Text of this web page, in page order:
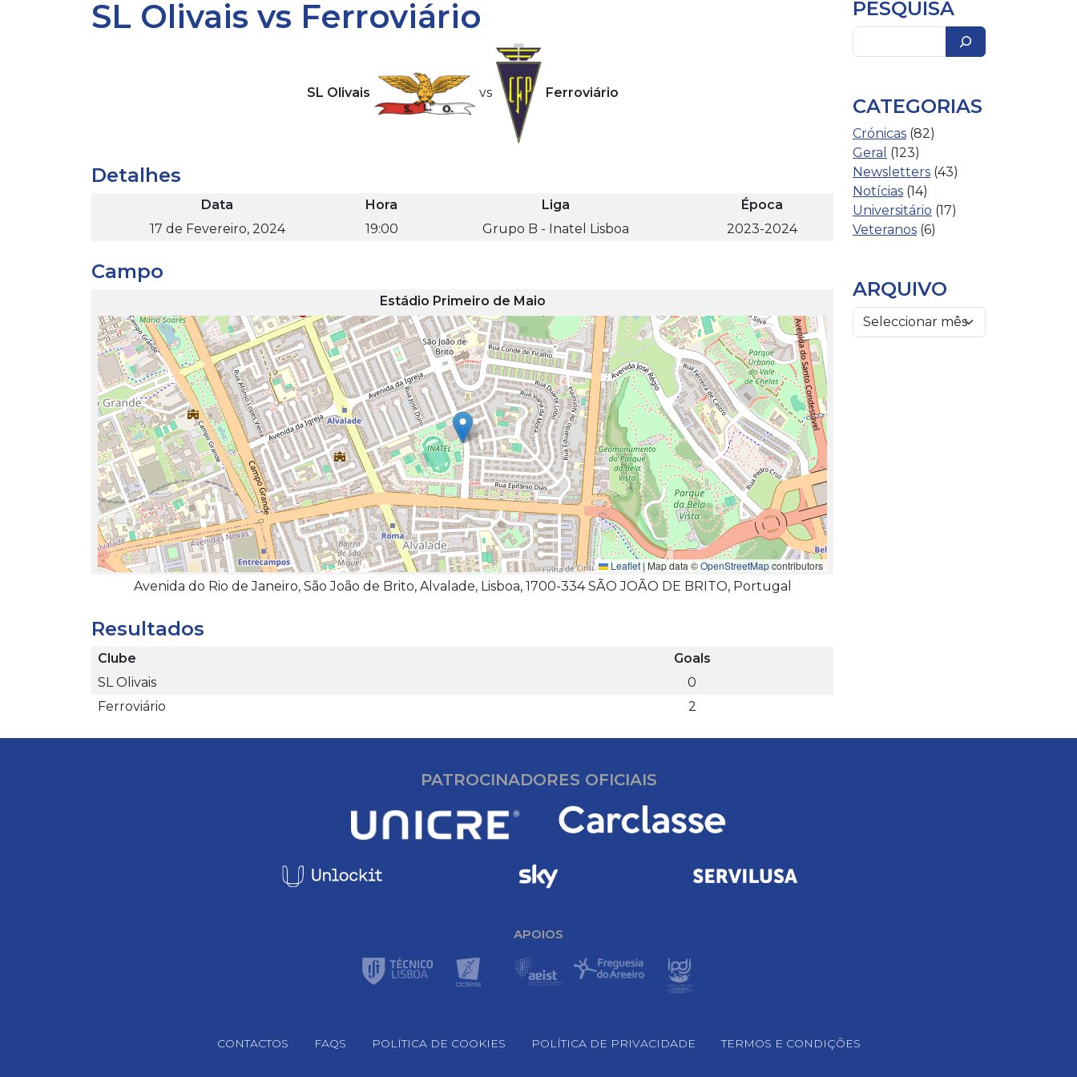
SL Olivais vs Ferroviário
SL Olivais vs Ferroviário
Detalhes
Data Hora Liga
Época
17 de Fevereiro, 2024
19:00 Grupo B - Inatel Lisboa 2023-2024
Campo
Estádio Primeiro de Maio
Leaflet | Map data ©OpenStreetMapcontributors
Avenida do Rio de Janeiro, São João de Brito, Alvalade, Lisboa, 1700-334 SÃO JOÃO DE BRITO, Portugal
Resultados
Clube
Goals
SL Olivais
0
Ferroviário
2
PESQUISA
CATEGORIAS
Crónicas (82)
Geral (123)
Newsletters (43)
Notícias (14)
Universitário (17)
Veteranos (6)
ARQUIVO
PATROCINADORES OFICIAIS
APOIOS
CONTACTOS FAQS POLÍTICA DE COOKIES POLÍTICA DE PRIVACIDADE TERMOS E CONDIÇÕES